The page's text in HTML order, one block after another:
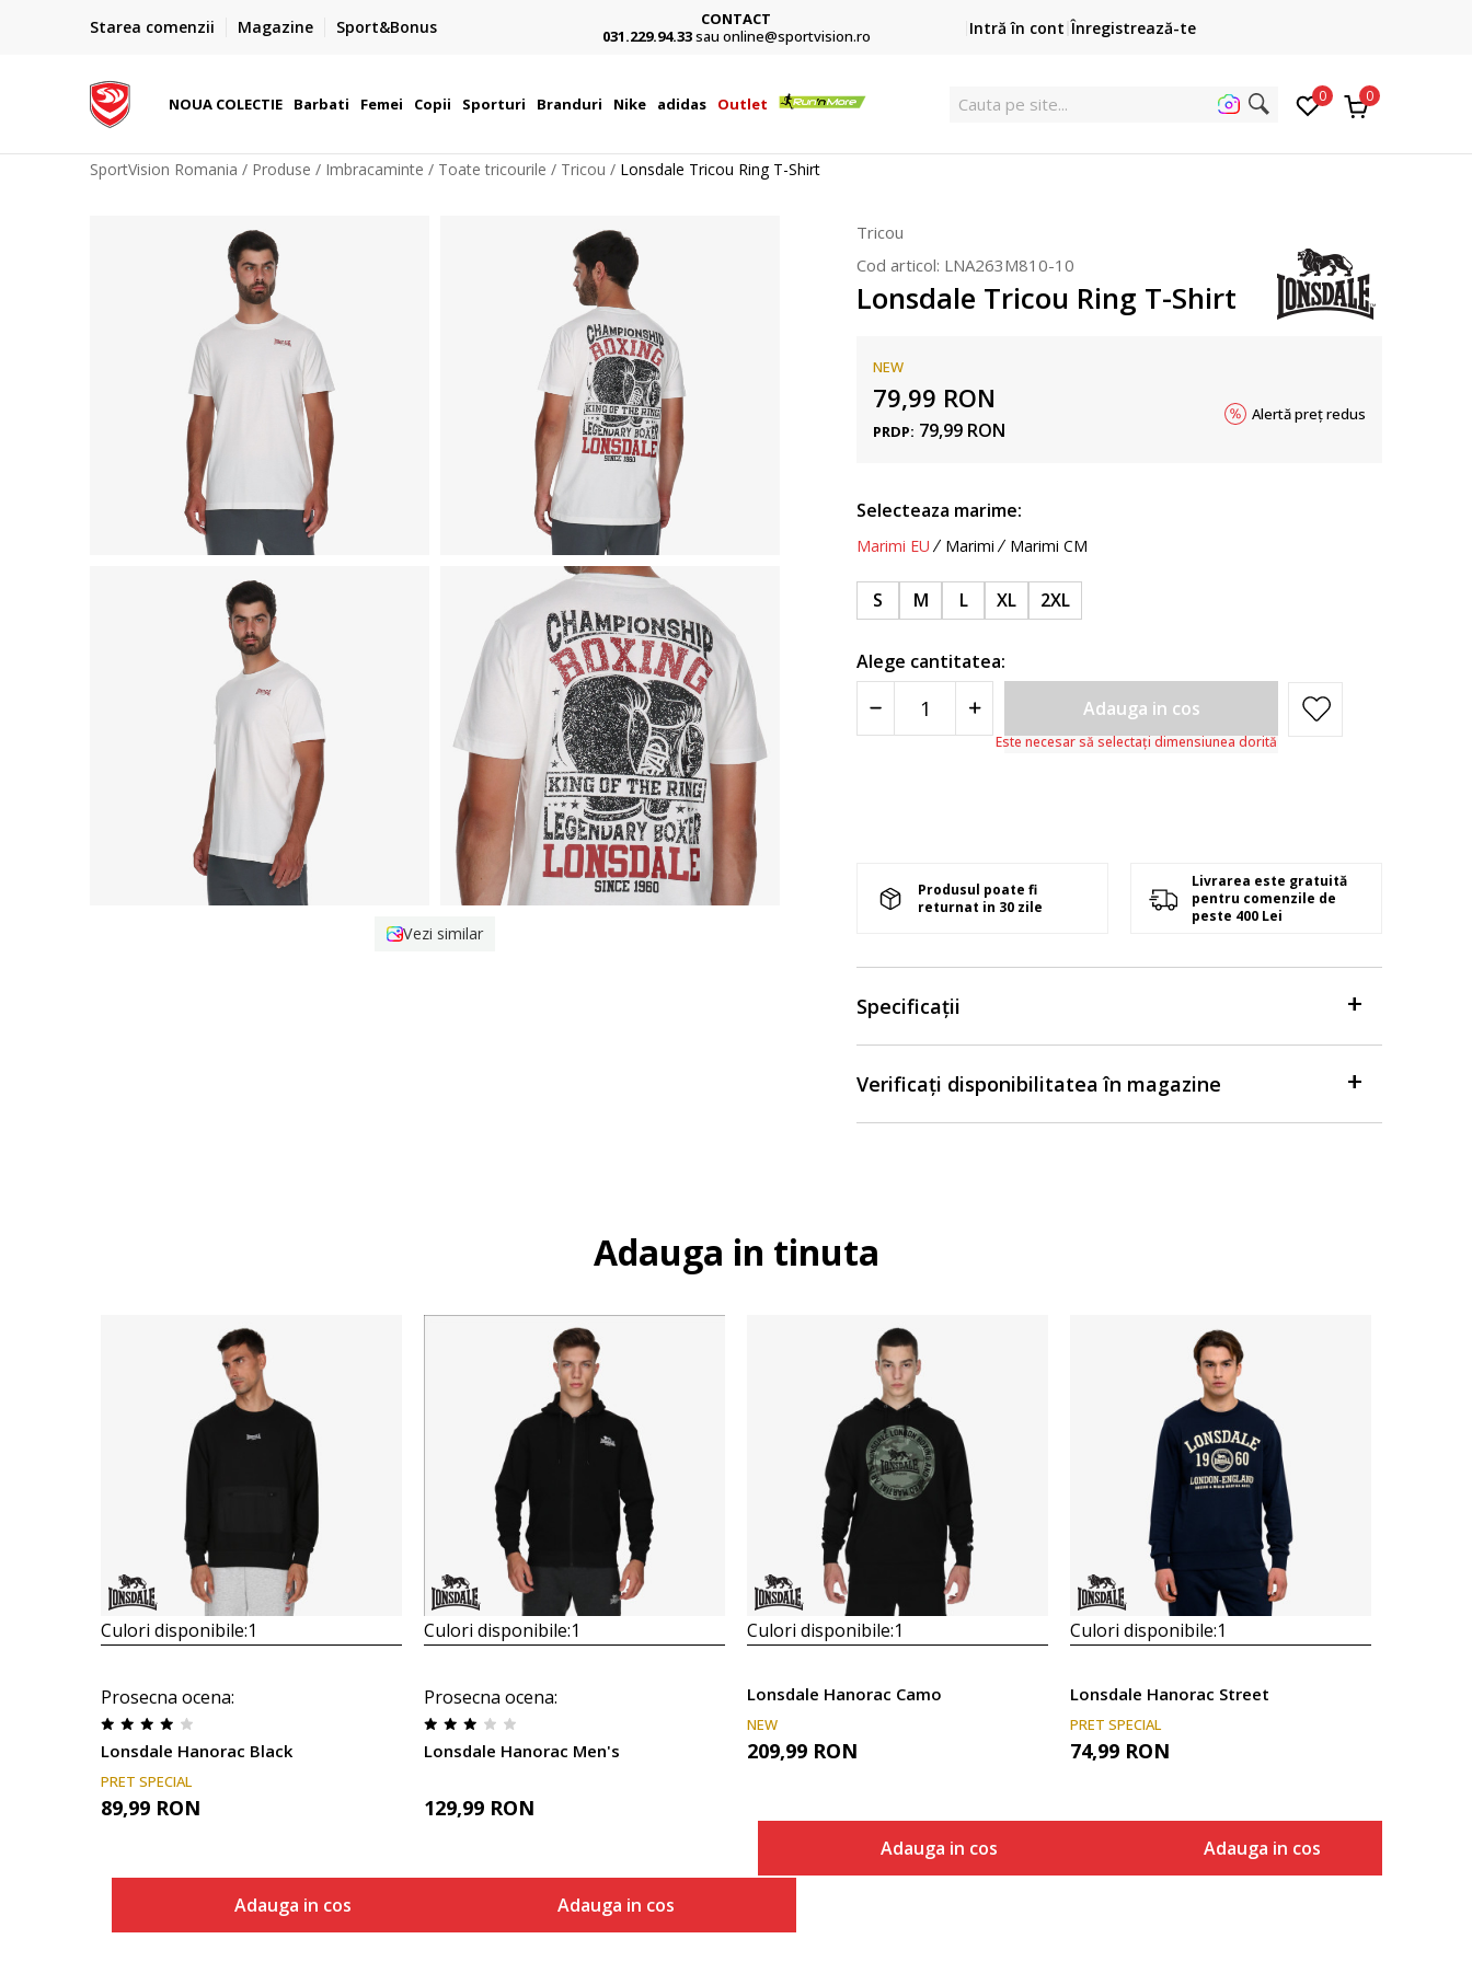
Starea comenzii Magazine Sport&Bonus
Plateste cu cardul in siguranta prin WSPay - Visa, MasterCard,
CONTACT
031.229.94.33sau online@sportvision.ro
Cumpără acum, plateste mai târziu
3 rate fără dobândă fără card de credit cu Klarna
Intră în cont Înregistrează-te
NOUA COLECTIE Barbati Femei Copii Sporturi Branduri Nike adidas Outlet Cauta p 0 0
SportVision Romania Produse Imbracaminte Toate tricourile Tricou Lonsdale Tricou Ring T-Shirt
Vezi similar
Tricou
Cod articol: LNA263M810-10
Lonsdale Tricou Ring T-Shirt
NEW
79,99 RON
PRDP: 79,99 RON
Alertă preț redus
Selecteaza marime:
Marimi EU Marimi Marimi CM
S M L XL 2XL
Alege cantitatea:
Adauga in cos
Este necesar să selectați dimensiunea dorită
Produsul poate fi
returnat in 30 zile
Livrarea este gratuită
pentru comenzile de
peste 400 Lei
Specificații
Verificați disponibilitatea în magazine
Adauga in tinuta
Culori disponibile:1
Prosecna ocena:
Lonsdale Hanorac Black
PRET SPECIAL
89,99 RON
Adauga in cos
Culori disponibile:1
Prosecna ocena:
Lonsdale Hanorac Men's
129,99 RON
Adauga in cos
Culori disponibile:1
Lonsdale Hanorac Camo
NEW
209,99 RON
Adauga in cos
Culori disponibile:1
Lonsdale Hanorac Street
PRET SPECIAL
74,99 RON
Adauga in cos